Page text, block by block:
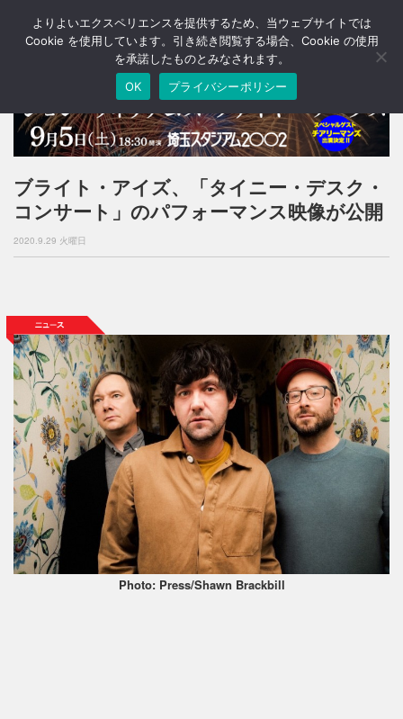
T
o
a
v
g
a
o
ブライト・アイズ、「タイニー・デスク・
コンサート」のパフォーマンス映像が公開
2020.9.29 火曜日
Photo: Press/Shawn Brackbill
よりよいエクスペリエンスを提供するため、当ウェブサイトでは
Cookie を使用しています。引き続き閲覧する場合、Cookie の使用
を承諾したものとみなされます。
OK
プライバシーポリシー